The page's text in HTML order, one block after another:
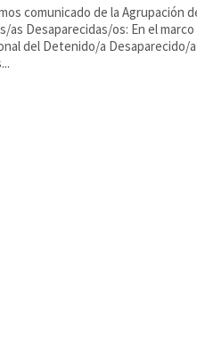
comunicado de la Agrupación
as Desaparecidas/os: En el marco
del Detenido/a Desaparecido/